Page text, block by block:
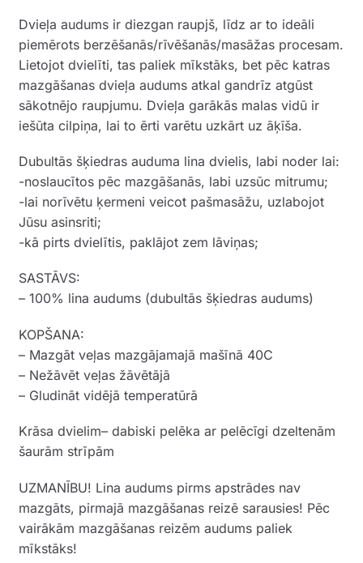
Dvieļa audums ir diezgan raupjš, līdz ar to ideāli
piemērots berzēšanās/rīvēšanās/masāžas procesam.
Lietojot dvielīti, tas paliek mīkstāks, bet pēc katras
mazgāšanas dvieļa audums atkal gandrīz atgūst
sākotnējo raupjumu. Dvieļa garākās malas vidū ir
iešūta cilpiņa, lai to ērti varētu uzkārt uz āķīša.
Dubultās šķiedras auduma lina dvielis, labi noder lai:
-noslaucītos pēc mazgāšanās, labi uzsūc mitrumu;
-lai norīvētu ķermeni veicot pašmasāžu, uzlabojot
Jūsu asinsriti;
-kā pirts dvielītis, paklājot zem lāviņas;
SASTĀVS:
– 100% lina audums (dubultās šķiedras audums)
KOPŠANA:
– Mazgāt veļas mazgājamajā mašīnā 40C
– Nežāvēt veļas žāvētājā
– Gludināt vidējā temperatūrā
Krāsa dvielim– dabiski pelēka ar pelēcīgi dzeltenām
šaurām strīpām
UZMANĪBU! Lina audums pirms apstrādes nav
mazgāts, pirmajā mazgāšanas reizē sarausies! Pēc
vairākām mazgāšanas reizēm audums paliek
mīkstāks!